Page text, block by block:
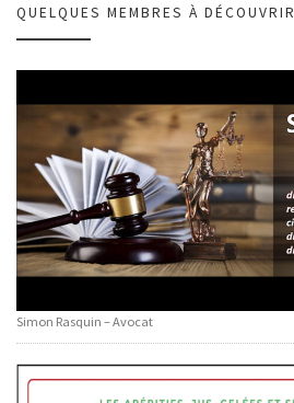
QUELQUES MEMBRES À DÉCOUVRIR
Simon Rasquin – Avocat